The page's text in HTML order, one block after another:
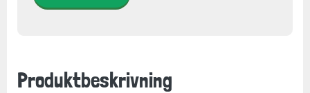
Produktbeskrivning